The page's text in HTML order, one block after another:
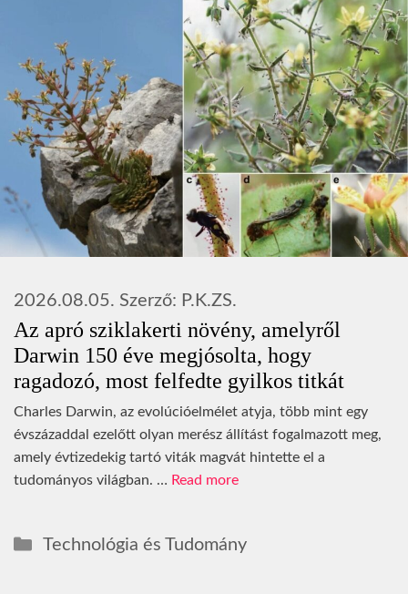
Az apró sziklakerti növény, amelyről
Darwin 150 éve megjósolta, hogy
ragadozó, most felfedte gyilkos titkát
2026.08.05. Szerző: P.K.ZS.
Charles Darwin, az evolúcióelmélet atyja, több mint egy
évszázaddal ezelőtt olyan merész állítást fogalmazott meg,
amely évtizedekig tartó viták magvát hintette el a
tudományos világban. … Read more
Kategória
Technológia és Tudomány